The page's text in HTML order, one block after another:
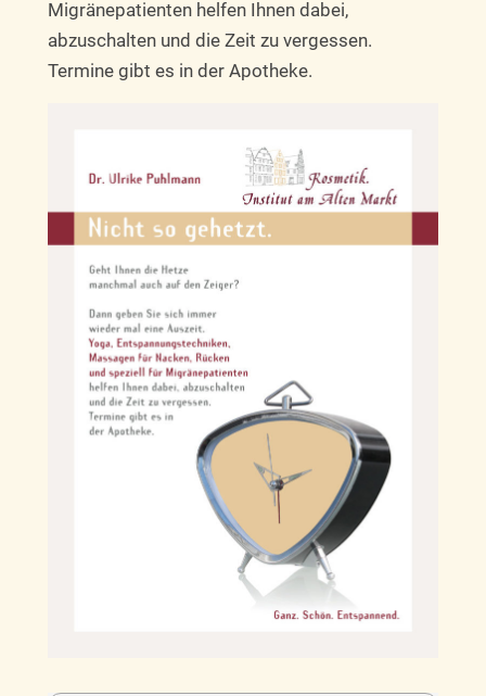
Migränepatienten helfen Ihnen dabei,
abzuschalten und die Zeit zu vergessen.
Termine gibt es in der Apotheke.